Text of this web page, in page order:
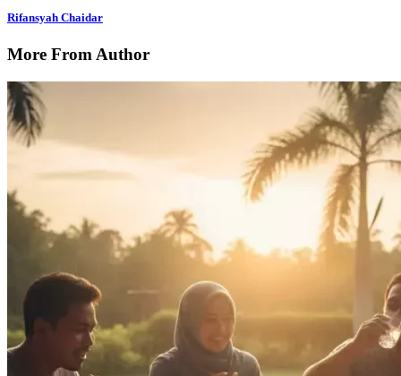
Rifansyah Chaidar
More From Author